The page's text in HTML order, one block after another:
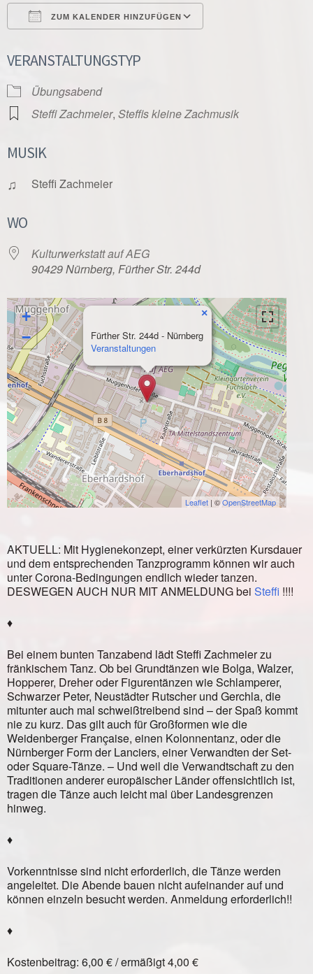
ZUM KALENDER HINZUFÜGEN
VERANSTALTUNGSTYP
Übungsabend
Steffi Zachmeier, Steffis kleine Zachmusik
MUSIK
♫ Steffi Zachmeier
WO
Kulturwerkstatt auf AEG
90429 Nürnberg, Fürther Str. 244d
Fürther Str. 244d - Nürnberg
Veranstaltungen
×
+
−
Leaflet | ©OpenStreetMap
AKTUELL: Mit Hygienekonzept, einer verkürzten Kursdauer
und dem entsprechenden Tanzprogramm können wir auch
unter Corona-Bedingungen endlich wieder tanzen.
DESWEGEN AUCH NUR MIT ANMELDUNG bei Steffi !!!!
♦
Bei einem bunten Tanzabend lädt Steffi Zachmeier zu
fränkischem Tanz. Ob bei Grundtänzen wie Bolga, Walzer,
Hopperer, Dreher oder Figurentänzen wie Schlamperer,
Schwarzer Peter, Neustädter Rutscher und Gerchla, die
mitunter auch mal schweißtreibend sind – der Spaß kommt
nie zu kurz. Das gilt auch für Großformen wie die
Weidenberger Française, einen Kolonnentanz, oder die
Nürnberger Form der Lanciers, einer Verwandten der Set-
oder Square-Tänze. – Und weil die Verwandtschaft zu den
Traditionen anderer europäischer Länder offensichtlich ist,
tragen die Tänze auch leicht mal über Landesgrenzen
hinweg.
♦
Vorkenntnisse sind nicht erforderlich, die Tänze werden
angeleitet. Die Abende bauen nicht aufeinander auf und
können einzeln besucht werden. Anmeldung erforderlich!!
♦
Kostenbeitrag: 6,00 € / ermäßigt 4,00 €